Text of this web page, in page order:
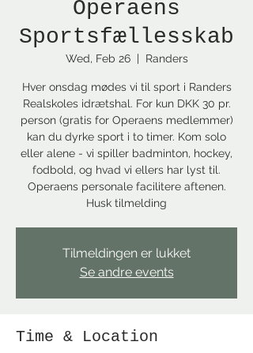
Operaens
Sportsfællesskab
Wed, Feb 26
  |
Randers
Hver onsdag mødes vi til sport i Randers
Realskoles idrætshal. For kun DKK 30 pr.
person (gratis for Operaens medlemmer)
kan du dyrke sport i to timer. Kom solo
eller alene - vi spiller badminton, hockey,
fodbold, og hvad vi ellers har lyst til.
Operaens personale facilitere aftenen.
Husk tilmelding
Tilmeldingen er lukket
Se andre events
Time & Location